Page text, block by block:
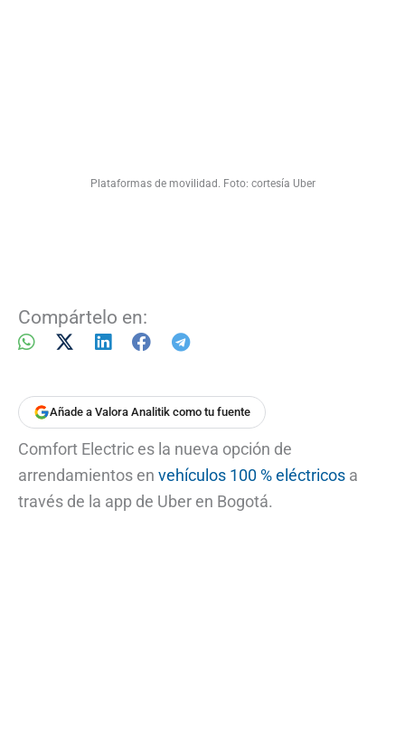
Plataformas de movilidad. Foto: cortesía Uber
Compártelo en:
Añade a Valora Analitik como tu fuente
Comfort Electric es la nueva opción de
arrendamientos en vehículos 100 % eléctricos a
través de la app de Uber en Bogotá.